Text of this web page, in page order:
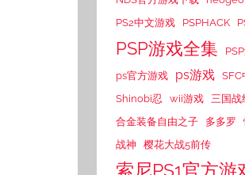
PS2中文游戏
PSPHACK
PSP游戏全集
ps官方游戏
ps游戏 SFC
Shinobi忍
wii游戏 三国战
合金装备自由之子
多多罗
战神
樱花大战5前传
索尼PS1官方游